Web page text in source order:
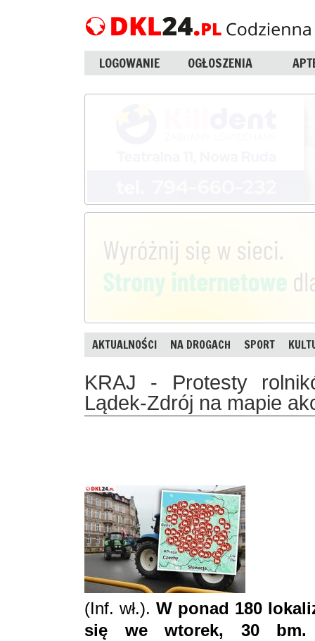
LOGOWANIE OGŁOSZENIA
AKTUALNOŚCI NA DROGACH SPORT
KRAJ - Protesty
Lądek-Zdrój na mapie
(Inf. wł.). W ponad 180
się we wtorek, 30 bm.